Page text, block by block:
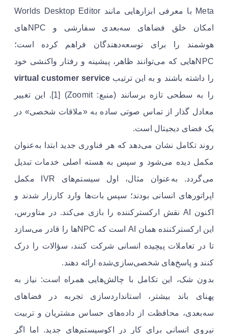
Meta با معرفی ابزارهایی مانند Worlds Desktop Editor
امکان خلق فضاهای سه‌بعدی سفارشی و NPCهای
هوشمند را برای توسعه‌دهندگان فراهم کرده است؛
NPCهایی که می‌توانند ظاهر، پیشینه و رفتار واکنشی خود
را داشته باشند و به این ترتیب virtual customer service
را به سطحی تازه برسانند (منبع: Zoomit) [1]. این تغییر
معادل گذار از تماس صوتی ساده به «ملاقات شخصی» در
یک فضای دیجیتال است.
روند تکامل نشان می‌دهد که هر فناوری جدید ابتدا به‌عنوان
مکمل دیده می‌شود و سپس به هسته اصلی خدمات تبدیل
می‌گردد. به‌عنوان مثال، اول سیستم‌های IVR مکمل
اپراتورهای انسانی بودند؛ سپس بات‌ها وارد کارزار شدند و
اکنون AI نقش ارکسترکننده را بازی می‌کند. در متاورس،
این ارکسترکننده همان AI است که NPCها را قادر می‌سازد
تا در تعاملات پیچیده انسانی شرکت کنند، سؤالات را درک
کنند و پاسخ‌های شخصی‌سازی‌شده ارائه دهند.
بدون شک، این تکامل با چالش‌هایی همراه است: نیاز به
پهنای باند بیشتر، استانداردسازی تجربه در فضاهای
سه‌بعدی، محافظت از داده‌های حساس مشتریان و تربیت
نیروی انسانی برای کار در اکوسیستم‌های جدید. اما اگر